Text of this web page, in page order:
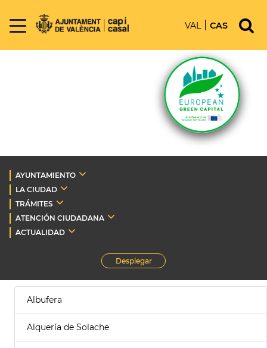
VAL CAS
AYUNTAMIENTO
LA CIUDAD
TRÁMITES
ATENCIÓN CIUDADANA
ACTUALIDAD
Desplegar
Albufera
Alquería de Solache